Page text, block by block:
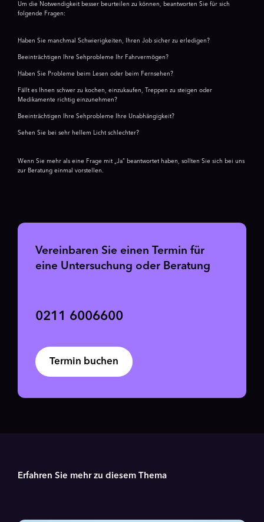
Um die Notwendigkeit besser beurteilen zu können, beantworten Sie für sich
folgende Fragen:
Haben Sie manchmal Schwierigkeiten, Ihren Job sicher zu erledigen?
Beeinträchtigen Ihre Sehprobleme Ihr Fahrvermögen?
Haben Sie Probleme beim Lesen oder beim Fernsehen?
Fällt es Ihnen schwer zu kochen, einzukaufen, Treppen zu steigen oder
Medikamente richtig einzunehmen?
Beeinträchtigen Ihre Sehprobleme Ihre Unabhängigkeit?
Sehen Sie bei sehr hellem Licht schlechter?
Wenn Sie mehr als eine Frage mit „Ja“ beantwortet haben, sollten Sie sich bei uns
zur Beratung einmal vorstellen.
Vereinbaren Sie einen Termin für
eine Untersuchung oder Beratung
0211 6006600
Termin buchen
Erfahren Sie mehr zu diesem Thema